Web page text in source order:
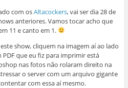
com osAltacockers, vai ser dia 28 de
anteriores. Vamos tocar acho que
11 e canto em 1.
show, cliquem na imagem aí ao lado
PDF que eu fiz para imprimir está
nas fotos não rolaram direito na
o server com um arquivo gigante
com essa aí mesmo.